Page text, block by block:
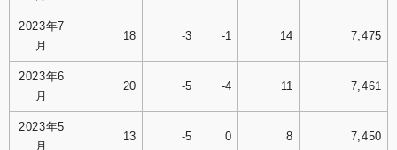
2023年7
月
18 -3 -1 14 7,475
2023年6
月
20 -5 -4 11 7,461
2023年5
月
13 -5 0 8 7,450